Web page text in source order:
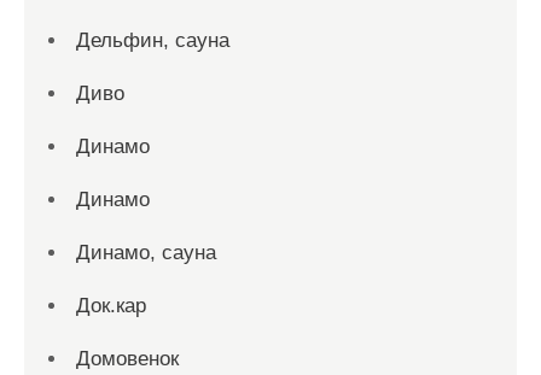
Дельфин, сауна
Диво
Динамо
Динамо
Динамо, сауна
Док.кар
Домовенок